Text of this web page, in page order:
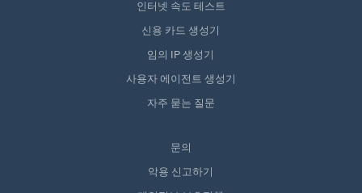
인터넷 속도 테스트
신용 카드 생성기
임의 IP 생성기
사용자 에이전트 생성기
자주 묻는 질문
문의
악용 신고하기